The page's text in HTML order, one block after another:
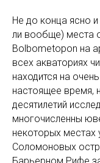
Не до конца ясно
ли вообще) места
Bolbometopon на
всех акваториях
находится на
настоящее время,
десятилетий
многочисленны
некоторых местах
Соломоновых